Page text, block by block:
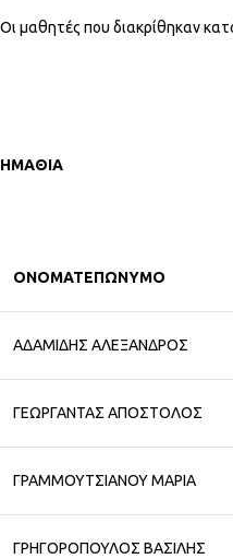
Οι μαθητές που διακρίθηκαν
ΗΜΑΘΙΑ
ΟΝΟΜΑΤΕΠΩΝΥΜΟ
ΑΔΑΜΙΔΗΣ ΑΛΕΞΑΝΔΡΟΣ
ΓΕΩΡΓΑΝΤΑΣ ΑΠΟΣΤΟΛΟΣ
ΓΡΑΜΜΟΥΤΣΙΑΝΟΥ ΜΑΡΙΑ
ΓΡΗΓΟΡΟΠΟΥΛΟΣ ΒΑΣΙΛΗΣ